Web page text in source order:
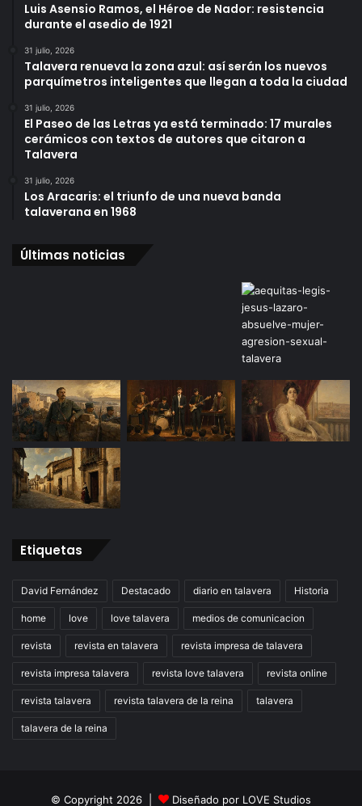
Luis Asensio Ramos, el Héroe de Nador: resistencia
durante el asedio de 1921
31 julio, 2026
Talavera renueva la zona azul: así serán los nuevos
parquímetros inteligentes que llegan a toda la ciudad
31 julio, 2026
El Paseo de las Letras ya está terminado: 17 murales
cerámicos con textos de autores que citaron a
Talavera
31 julio, 2026
Los Aracaris: el triunfo de una nueva banda
talaverana en 1968
Últimas noticias
Etiquetas
David Fernández Destacado diario en talavera Historia
home love love talavera medios de comunicacion
revista revista en talavera revista impresa de talavera
revista impresa talavera revista love talavera revista online
revista talavera revista talavera de la reina talavera
talavera de la reina
© Copyright 2026 | Diseñado por LOVE Studios